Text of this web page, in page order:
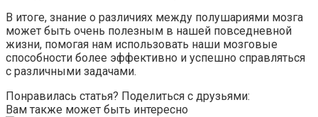
В итоге, знание о различиях между полушариями мозга
может быть очень полезным в нашей повседневной
жизни, помогая нам использовать наши мозговые
способности более эффективно и успешно справляться
с различными задачами.
Понравилась статья? Поделиться с друзьями:
Вам также может быть интересно